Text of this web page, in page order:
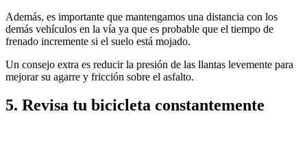
Además, es importante que mantengamos una distancia con los
demás vehículos en la vía ya que es probable que el tiempo de
frenado incremente si el suelo está mojado.
Un consejo extra es reducir la presión de las llantas levemente para
mejorar su agarre y fricción sobre el asfalto.
5. Revisa tu bicicleta constantemente